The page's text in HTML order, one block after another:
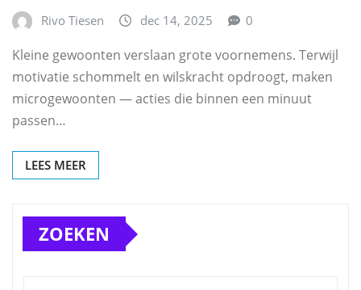
Rivo Tiesen dec 14, 2025 0
Kleine gewoonten verslaan grote voornemens. Terwijl
motivatie schommelt en wilskracht opdroogt, maken
microgewoonten — acties die binnen een minuut
passen…
LEES MEER
ZOEKEN